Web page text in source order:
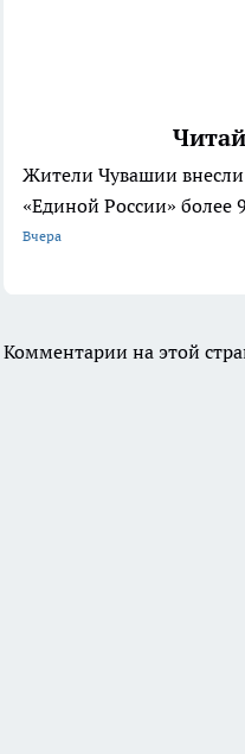
Жители Чувашии
«Единой России» более
Вчера
Комментарии на этой